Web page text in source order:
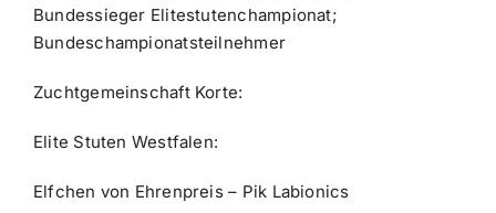
Bundessieger Elitestutenchampionat;
Bundeschampionatsteilnehmer
Zuchtgemeinschaft Korte:
Elite Stuten Westfalen:
Elfchen von Ehrenpreis – Pik Labionics